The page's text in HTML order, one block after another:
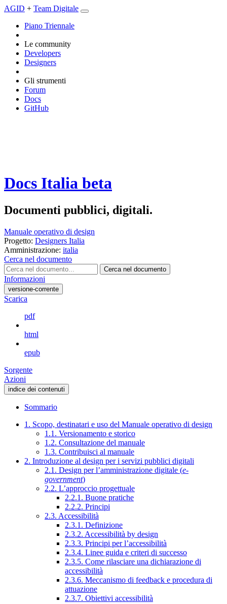
AGID + Team Digitale
Piano Triennale
Le community
Developers
Designers
Gli strumenti
Forum
Docs
GitHub
Docs Italia beta
Documenti pubblici, digitali.
Manuale operativo di design
Progetto: Designers Italia
Amministrazione: italia
Cerca nel documento
Cerca nel documento
Informazioni
versione-corrente
Scarica
pdf
html
epub
Sorgente
Azioni
indice dei contenuti
Sommario
1. Scopo, destinatari e uso del Manuale operativo di design
1.1. Versionamento e storico
1.2. Consultazione del manuale
1.3. Contribuisci al manuale
2. Introduzione al design per i servizi pubblici digitali
2.1. Design per l’amministrazione digitale (e-
government)
2.2. L’approccio progettuale
2.2.1. Buone pratiche
2.2.2. Principi
2.3. Accessibilità
2.3.1. Definizione
2.3.2. Accessibilità by design
2.3.3. Principi per l’accessibilità
2.3.4. Linee guida e criteri di successo
2.3.5. Come rilasciare una dichiarazione di
accessibilità
2.3.6. Meccanismo di feedback e procedura di
attuazione
2.3.7. Obiettivi accessibilità